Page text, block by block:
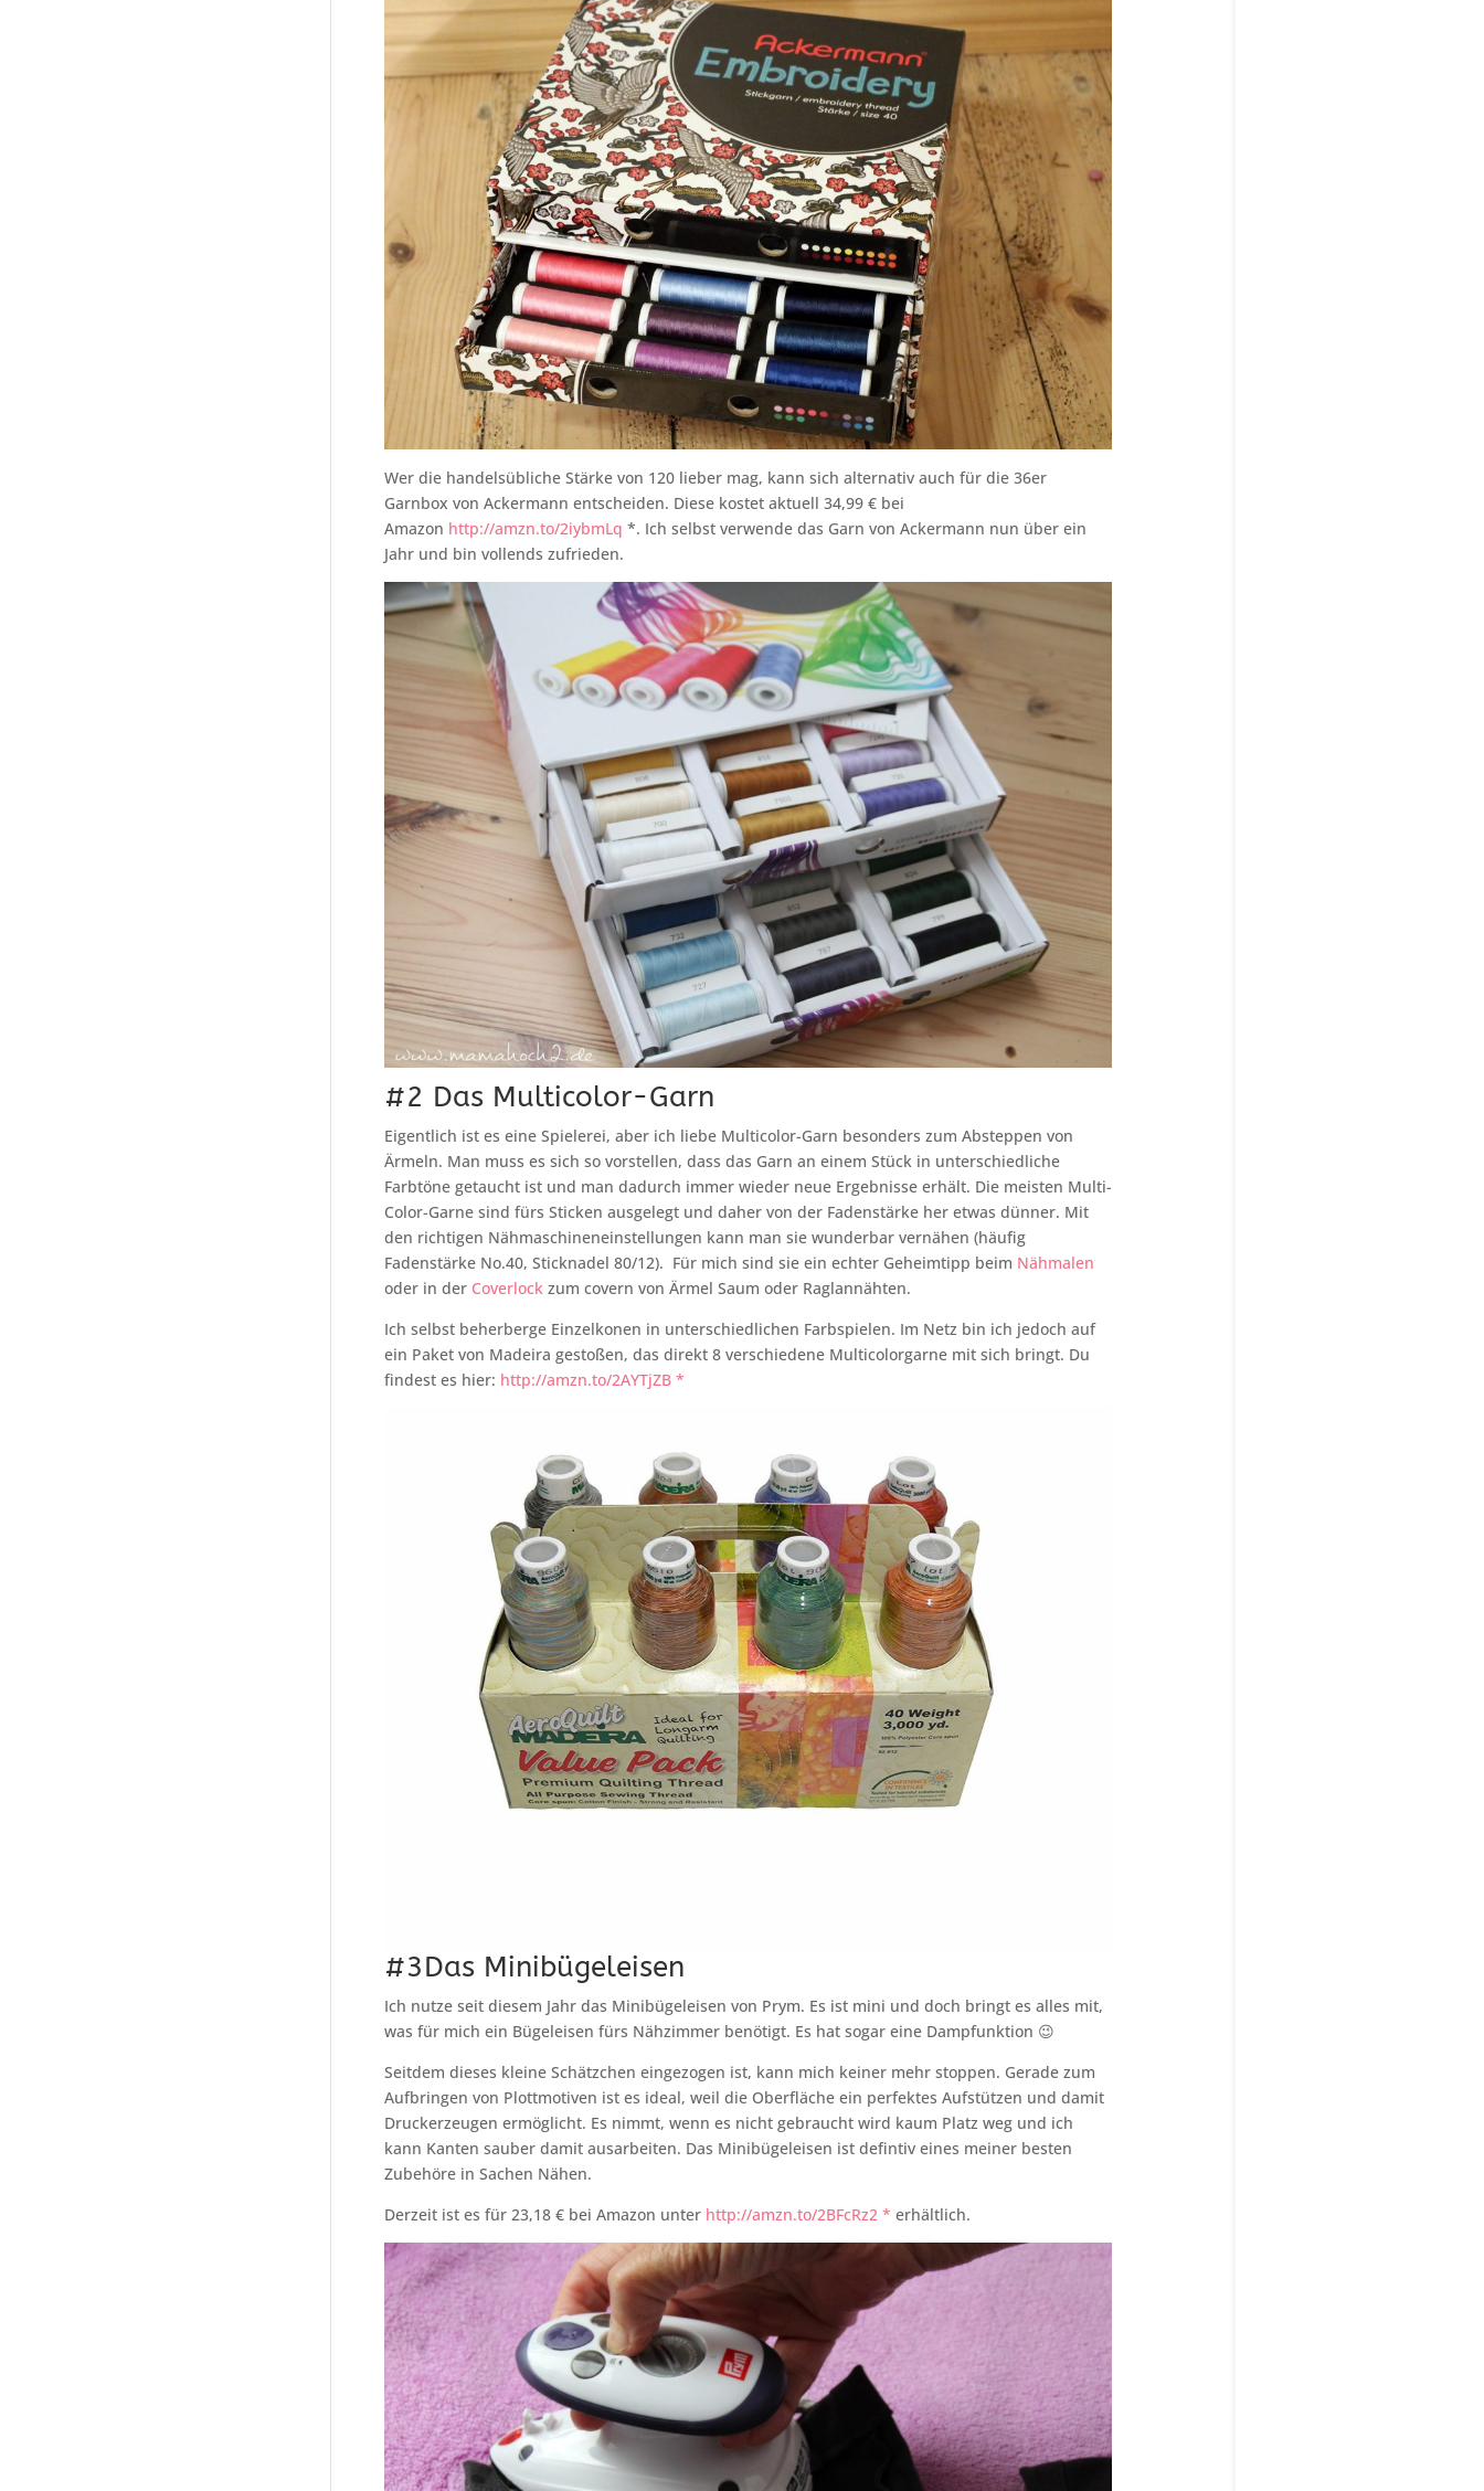
Wer die handelsübliche Stärke von 120 lieber mag, kann sich alternativ auch für die 36er
Garnbox von Ackermann entscheiden. Diese kostet aktuell 34,99 € bei
Amazon http://amzn.to/2iybmLq *. Ich selbst verwende das Garn von Ackermann nun über ein
Jahr und bin vollends zufrieden.
#2 Das Multicolor-Garn
Eigentlich ist es eine Spielerei, aber ich liebe Multicolor-Garn besonders zum Absteppen von
Ärmeln. Man muss es sich so vorstellen, dass das Garn an einem Stück in unterschiedliche
Farbtöne getaucht ist und man dadurch immer wieder neue Ergebnisse erhält. Die meisten Multi-
Color-Garne sind fürs Sticken ausgelegt und daher von der Fadenstärke her etwas dünner. Mit
den richtigen Nähmaschineneinstellungen kann man sie wunderbar vernähen (häufig
Fadenstärke No.40, Sticknadel 80/12). Für mich sind sie ein echter Geheimtipp beim Nähmalen
oder in der Coverlockzum covern von Ärmel Saum oder Raglannähten.
Ich selbst beherberge Einzelkonen in unterschiedlichen Farbspielen. Im Netz bin ich jedoch auf
ein Paket von Madeira gestoßen, das direkt 8 verschiedene Multicolorgarne mit sich bringt. Du
findest es hier: http://amzn.to/2AYTjZB *
#3Das Minibügeleisen
Ich nutze seit diesem Jahr das Minibügeleisen von Prym. Es ist mini und doch bringt es alles mit,
was für mich ein Bügeleisen fürs Nähzimmer benötigt. Es hat sogar eine Dampfunktion 😉
Seitdem dieses kleine Schätzchen eingezogen ist, kann mich keiner mehr stoppen. Gerade zum
Aufbringen von Plottmotiven ist es ideal, weil die Oberfläche ein perfektes Aufstützen und damit
Druckerzeugen ermöglicht. Es nimmt, wenn es nicht gebraucht wird kaum Platz weg und ich
kann Kanten sauber damit ausarbeiten. Das Minibügeleisen ist defintiv eines meiner besten
Zubehöre in Sachen Nähen.
Derzeit ist es für 23,18 € bei Amazon unter http://amzn.to/2BFcRz2 * erhältlich.